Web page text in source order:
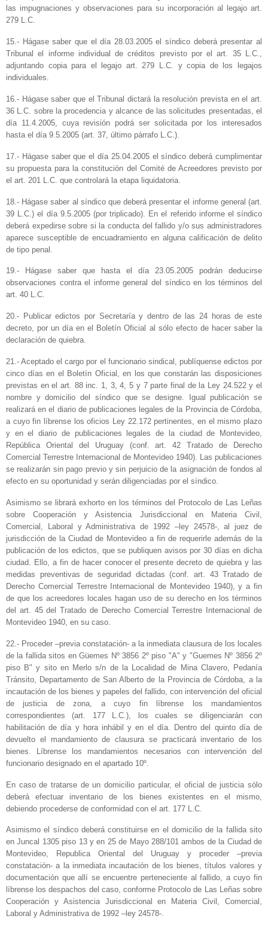
las impugnaciones y observaciones para su incorporación al legajo art.
279 L.C.
15.- Hágase saber que el día 28.03.2005 el síndico deberá presentar al
Tribunal el informe individual de créditos previsto por el art. 35 L.C.,
adjuntando copia para el legajo art. 279 L.C. y copia de los legajos
individuales.
16.- Hágase saber que el Tribunal dictará la resolución prevista en el art.
36 L.C. sobre la procedencia y alcance de las solicitudes presentadas, el
día 11.4.2005, cuya revisión podrá ser solicitada por los interesados
hasta el día 9.5.2005 (art. 37, último párrafo L.C.).
17.- Hágase saber que el día 25.04.2005 el síndico deberá cumplimentar
su propuesta para la constitución del Comité de Acreedores previsto por
el art. 201 L.C. que controlará la etapa liquidatoria.
18.- Hágase saber al síndico que deberá presentar el informe general (art.
39 L.C.) el día 9.5.2005 (por triplicado). En el referido informe el síndico
deberá expedirse sobre si la conducta del fallido y/o sus administradores
aparece susceptible de encuadramiento en alguna calificación de delito
de tipo penal.
19.- Hágase saber que hasta el día 23.05.2005 podrán deducirse
observaciones contra el informe general del síndico en los términos del
art. 40 L.C.
20.- Publicar edictos por Secretaría y dentro de las 24 horas de este
decreto, por un día en el Boletín Oficial al sólo efecto de hacer saber la
declaración de quiebra.
21.- Aceptado el cargo por el funcionario sindical, publíquense edictos por
cinco días en el Boletín Oficial, en los que constarán las disposiciones
previstas en el art. 88 inc. 1, 3, 4, 5 y 7 parte final de la Ley 24.522 y el
nombre y domicilio del síndico que se designe. Igual publicación se
realizará en el diario de publicaciones legales de la Provincia de Córdoba,
a cuyo fin líbrense los oficios Ley 22.172 pertinentes, en el mismo plazo
y en el diario de publicaciones legales de la ciudad de Montevideo,
República Oriental del Uruguay (conf. art. 42 Tratado de Derecho
Comercial Terrestre Internacional de Montevideo 1940). Las publicaciones
se realizarán sin pago previo y sin perjuicio de la asignación de fondos al
efecto en su oportunidad y serán diligenciadas por el síndico.
Asimismo se librará exhorto en los términos del Protocolo de Las Leñas
sobre Cooperación y Asistencia Jurisdiccional en Materia Civil,
Comercial, Laboral y Administrativa de 1992 –ley 24578-, al juez de
jurisdicción de la Ciudad de Montevideo a fin de requerirle además de la
publicación de los edictos, que se publiquen avisos por 30 días en dicha
ciudad. Ello, a fin de hacer conocer el presente decreto de quiebra y las
medidas preventivas de seguridad dictadas (conf. art. 43 Tratado de
Derecho Comercial Terrestre Internacional de Montevideo 1940), y a fin
de que los acreedores locales hagan uso de su derecho en los términos
del art. 45 del Tratado de Derecho Comercial Terrestre Internacional de
Montevideo 1940, en su caso.
22.- Proceder –previa constatación- a la inmediata clausura de los locales
de la fallida sitos en Güemes Nº 3856 2º piso "A" y "Guemes Nº 3856 2º
piso B" y sito en Merlo s/n de la Localidad de Mina Clavero, Pedanía
Tránsito, Departamento de San Alberto de la Provincia de Córdoba, a la
incautación de los bienes y papeles del fallido, con intervención del oficial
de justicia de zona, a cuyo fin líbrense los mandamientos
correspondientes (art. 177 L.C.), los cuales se diligenciarán con
habilitación de día y hora inhábil y en el día. Dentro del quinto día de
devuelto el mandamiento de clausura se practicará inventario de los
bienes. Líbrense los mandamientos necesarios con intervención del
funcionario designado en el apartado 10º.
En caso de tratarse de un domicilio particular, el oficial de justicia sólo
deberá efectuar inventario de los bienes existentes en el mismo,
debiendo procederse de conformidad con el art. 177 L.C.
Asimismo el síndico deberá constituirse en el domicilio de la fallida sito
en Juncal 1305 piso 13 y en 25 de Mayo 288/101 ambos de la Ciudad de
Montevideo, Republica Oriental del Uruguay y proceder –previa
constatación- a la inmediata incautación de los bienes, títulos valores y
documentación que allí se encuentre perteneciente al fallido, a cuyo fin
líbrense los despachos del caso, conforme Protocolo de Las Leñas sobre
Cooperación y Asistencia Jurisdiccional en Materia Civil, Comercial,
Laboral y Administrativa de 1992 –ley 24578-.